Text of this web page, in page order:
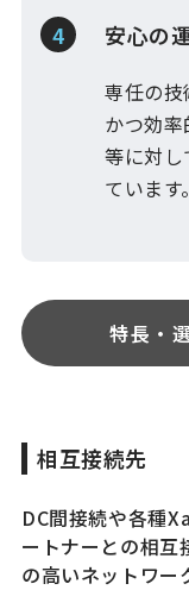
安心の
専任の
かつ効
等に対
ています。
特長・
相互接続先
DC間接続や各種
ートナーとの相
の高いネットワー